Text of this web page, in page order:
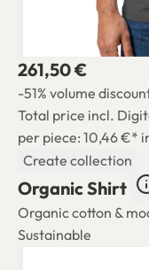
261,50 €
-51% volume
Total price incl.
per piece: 10,46 €*
Create collection
Organic Shirt
Organic cotton &
Sustainable